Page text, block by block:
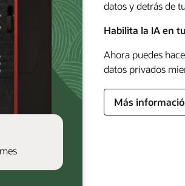
datos y detrás de
Habilita la IA en
Ahora puedes
datos privados
Más